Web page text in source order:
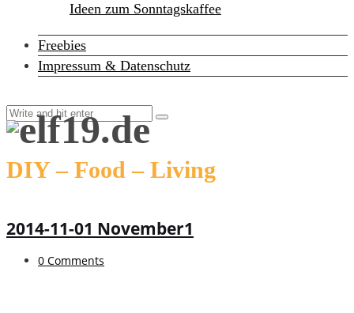
Ideen zum Sonntagskaffee
Freebies
Impressum & Datenschutz
DIY – Food – Living
2014-11-01 November1
0 Comments